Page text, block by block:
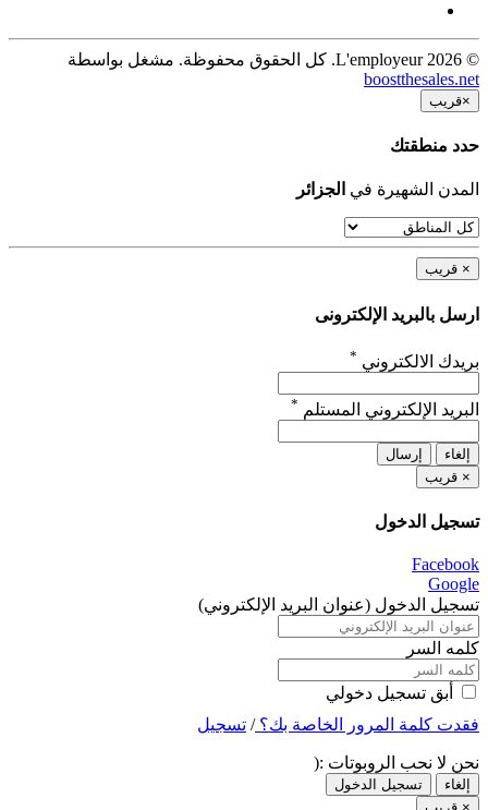
© 2026 L'employeur. كل الحقوق محفوظة. مشغل بواسطة
boostthesales.net
×قريب
حدد منطقتك
المدن الشهيرة في الجزائر
× قريب
ارسل بالبريد الإلكترونى
بريدك الالكتروني *
البريد الإلكتروني المستلم *
إلغاء
إرسال
× قريب
تسجيل الدخول
Facebook
Google
تسجيل الدخول (عنوان البريد الإلكتروني)
كلمه السر
أبق تسجيل دخولي
فقدت كلمة المرور الخاصة بك؟/ تسجيل
نحن لا نحب الروبوتات :(
إلغاء
تسجيل الدخول